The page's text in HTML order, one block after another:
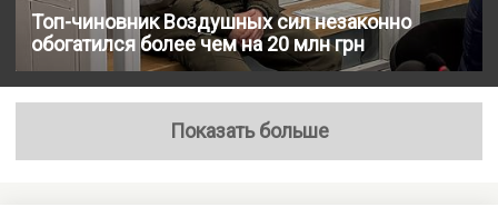
Топ-чиновник Воздушных сил незаконно
обогатился более чем на 20 млн грн
Показать больше